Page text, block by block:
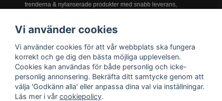
trenderna & nylanserade produkter med snabb leverans,
INFORMATION
Nyheter
Kampanjer
Varumärken
Vi använder cookies
Vi använder cookies för att vår webbplats ska fungera
korrekt och ge dig den bästa möjliga upplevelsen.
Cookies kan användas för både personlig och icke-
personlig annonsering. Bekräfta ditt samtycke genom att
välja 'Godkänn alla' eller anpassa dina val via inställningar.
Läs mer i vår cookiepolicy.